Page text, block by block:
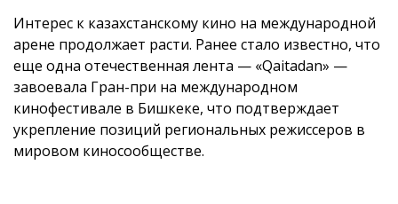
Интерес к казахстанскому кино на международной
арене продолжает расти. Ранее стало известно, что
еще одна отечественная лента — «Qaitadan» —
завоевала Гран-при на международном
кинофестивале в Бишкеке, что подтверждает
укрепление позиций региональных режиссеров в
мировом киносообществе.